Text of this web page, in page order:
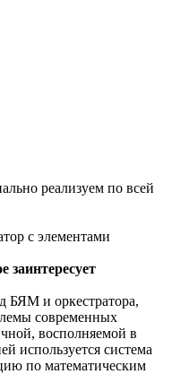
реализуем по всей
с элементами
заинтересует
БЯМ и оркестратора,
современных
восполняемой в
используется система
по математическим